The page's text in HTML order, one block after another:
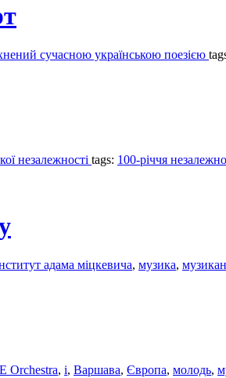
сучасною українською поезією
незалежності tags: 100-річчя
адама міцкевича, музика,
Orchestra, i, Варшава, Європа, молодь,